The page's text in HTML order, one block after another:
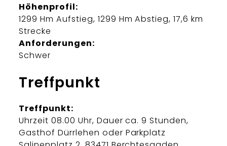
Höhenprofil:
1299 Hm Aufstieg, 1299 Hm Abstieg, 17,6 km
Strecke
Anforderungen:
Schwer
Treffpunkt
Treffpunkt:
Uhrzeit 08.00 Uhr, Dauer ca. 9 Stunden,
Gasthof Dürrlehen oder Parkplatz